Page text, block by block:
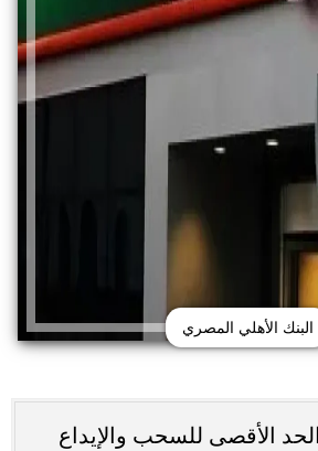
البنك الأهلي المصري
الأقصى للسحب والإيداع